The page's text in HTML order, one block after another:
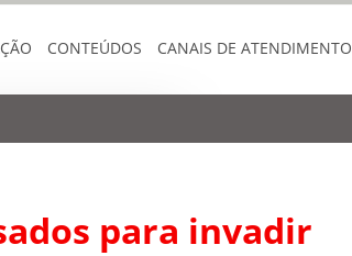
CONTEÚDOS CANAIS DE ATENDIMENTO
para invadir